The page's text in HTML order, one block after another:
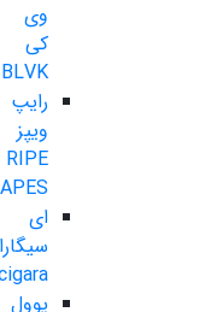
وی
کی
BLVK
رایپ
ویپز
RIPE
ای
سیگارا
یوول